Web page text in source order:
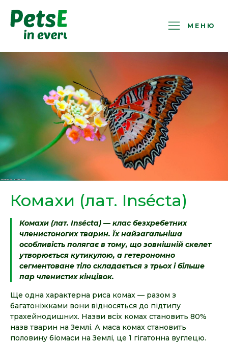
МЕНЮ
Комахи (лат. Insécta)
Комахи (лат. Insécta) — клас безхребетних
членистоногих тварин. Їх найзагальніша
особливість полягає в тому, що зовнішній скелет
утворюється кутикулою, а гетерономно
сегментоване тіло складається з трьох і більше
пар членистих кінцівок.
Ще одна характерна риса комах — разом з
багатоніжками вони відносяться до підтипу
трахейнодишних. Назви всіх комах становить 80%
назв тварин на Землі. А маса комах становить
половину біомаси на Землі, це 1 гігатонна вуглецю.